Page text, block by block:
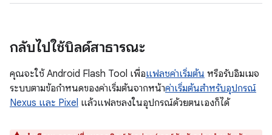
กลับไปใช้บิลด์สาธารณะ
คุณจะใช้ Android Flash Tool เพื่อแฟลชค่าเริ่มต้น หรือรับอิมเมจ
ระบบตามข้อกำหนดของค่าเริ่มต้นจากหน้าค่าเริ่มต้นสำหรับอุปกรณ์
Nexus และ Pixel แล้วแฟลชลงในอุปกรณ์ด้วยตนเองก็ได้